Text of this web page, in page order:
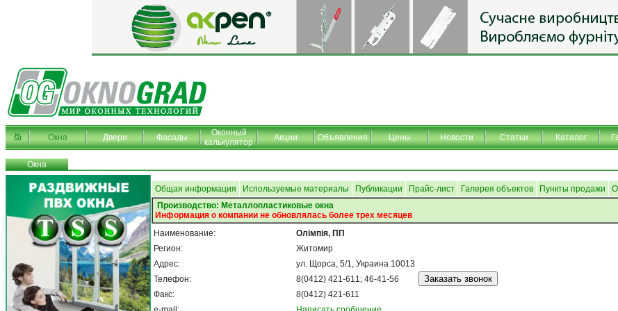
Окна Двери Фасады
Оконный
калькулятор
Акции Объявления Цены Новости Статьи Каталог
Окна
Общая информация Используемые материалы Публикации Прайс-лист Галерея объектов Пункты продажи
Производство: Металлопластиковые окна
Информация о компании не обновлялась более трех месяцев
Наименование:
Регион:
Адрес:
Телефон:
Факс:
Олімпія, ПП
Житомир
ул. Щорса, 5/1, Украина 10013
8(0412) 421-611; 46-41-56
8(0412) 421-611